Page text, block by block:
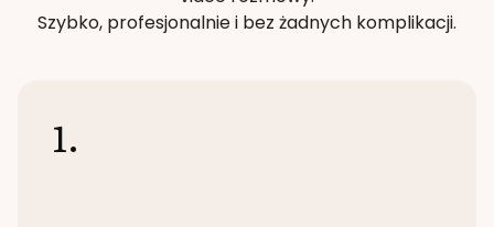
Szybko, profesjonalnie i bez żadnych komplikacji.
1.